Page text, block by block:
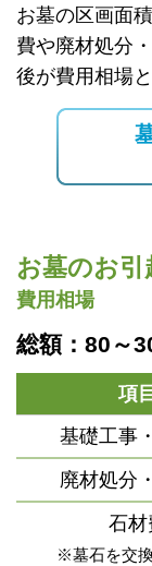
お墓の区画面
費や廃材処分
後が費用相場
お墓のお引
費用相場
総額：80～
項目
基礎工事
廃材処分
石材
※墓石を交